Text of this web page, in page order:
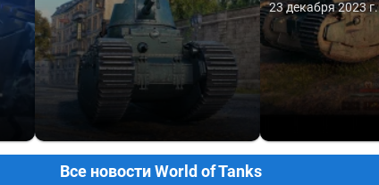
23 декабря 2023 г.
Все новости World of Tanks